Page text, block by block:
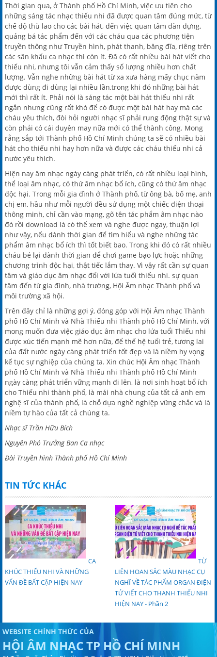
Thời gian qua, ở Thành phố Hồ Chí Minh, việc ưu tiên cho
những sáng tác nhạc thiếu nhi đã được quan tâm đúng mức, từ
chế độ thù lao cho các bài hát, đến việc quan tâm dàn dựng,
quảng bá tác phẩm đến với các cháu qua các phương tiện
truyền thông như Truyền hình, phát thanh, băng đĩa, riêng trên
các sân khấu ca nhạc thì còn ít. Đã có rất nhiều bài hát viết cho
thiếu nhi, nhưng tôi vẫn cảm thấy số lượng nhiều hơn chất
lượng. Vẫn nghe những bài hát từ xa xưa hàng mấy chục năm
được dùng đi dùng lại nhiều lần,trong khi đó những bài hát
mới thì rất ít. Phải nói là sáng tác một bài hát thiếu nhi rất
ngắn nhưng cũng rất khó để có được một bài hát hay mà các
cháu yêu thích, đòi hỏi người nhạc sĩ phải rung động thật sự và
còn phải có cái duyên may nữa mới có thể thành công. Mong
rằng sắp tới Thành phố Hồ Chí Minh chúng ta sẽ có nhiều bài
hát cho thiếu nhi hay hơn nữa và được các cháu thiếu nhi cả
nước yêu thích.
Hiện nay âm nhạc ngày càng phát triển, có rất nhiều loại hình,
thể loại âm nhạc, có thứ âm nhạc bổ ích, cũng có thứ âm nhạc
độc hại. Trong mỗi gia đình ở Thành phố, từ ông bà, bố mẹ, anh
chị em, hầu như mỗi người đều sử dụng một chiếc điện thoại
thông minh, chỉ cần vào mạng, gõ tên tác phẩm âm nhạc nào
đó rồi download là có thể xem và nghe được ngay, thuận lợi
như vậy, nếu dành thời gian để tìm hiểu và nghe những tác
phẩm âm nhạc bổ ích thì tốt biết bao. Trong khi đó có rất nhiều
cháu bé lại dành thời gian để chơi game bạo lực hoặc những
chương trình độc hại, thật tiếc lắm thay. Vì vậy rất cần sự quan
tâm và giáo dục âm nhạc đối với lứa tuổi thiếu nhi. sự quan
tâm đến từ gia đình, nhà trường, Hội Âm nhạc Thành phố và
môi trường xã hội.
Trên đây chỉ là những gợi ý, đóng góp với Hội Âm nhạc Thành
phố Hồ Chí Minh và Nhà Thiếu nhi Thành phố Hồ Chí Minh, với
mong muốn đưa việc giáo dục âm nhạc cho lứa tuổi Thiếu nhi
được xúc tiến mạnh mẽ hơn nữa, để thế hệ tuổi trẻ, tương lai
của đất nước ngày càng phát triển tốt đẹp và là niềm hy vọng
kế tục sự nghiệp của chúng ta. Xin chúc Hội Âm nhạc Thành
phố Hồ Chí Minh và Nhà Thiếu nhi Thành phố Hồ Chí Minh
ngày càng phát triển vững mạnh đi lên, là nơi sinh hoạt bổ ích
cho Thiếu nhi thành phố, là mái nhà chung của tất cả anh em
nghệ sĩ của thành phố, là chỗ dựa nghề nghiệp vững chắc và là
niềm tự hào của tất cả chúng ta.
Nhạc sĩ Trần Hữu Bích
Nguyên Phó Trưởng Ban Ca nhạc
Đài Truyền hình Thành phố Hồ Chí Minh
TIN TỨC KHÁC
CA
KHÚC THIẾU NHI VÀ NHỮNG
VẤN ĐỀ BẤT CẬP HIỆN NAY
TỪ
LIÊN HOAN SẮC MÀU NHẠC CỤ
NGHĨ VỀ TÁC PHẨM ORGAN ĐIỆN
TỬ VIẾT CHO THANH THIẾU NHI
HIỆN NAY - Phần 2
WEBSITE CHÍNH THỨC CỦA
HỘI ÂM NHẠC TP HỒ CHÍ MINH